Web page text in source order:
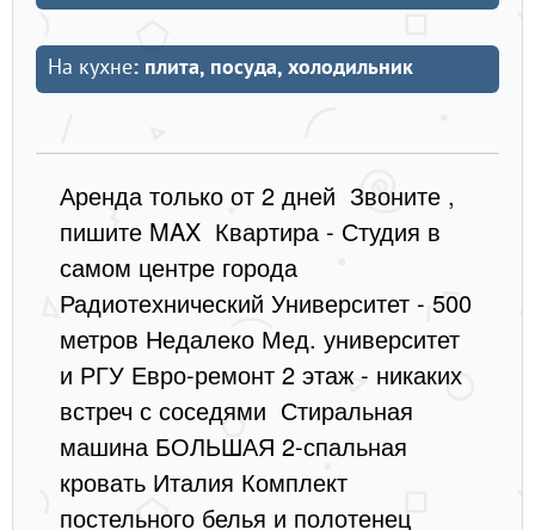
На кухне: плита, посуда, холодильник
Аренда только от 2 дней Звоните ,
пишите MAX Квартира - Студия в
самом центре города
Радиотехнический Университет - 500
метров Недалеко Мед. университет
и РГУ Евро-ремонт 2 этаж - никаких
встреч с соседями Стиральная
машина БОЛЬШАЯ 2-спальная
кровать Италия Комплект
постельного белья и полотенец